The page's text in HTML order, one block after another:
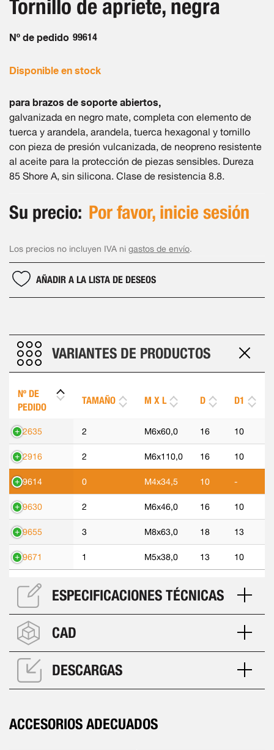
imágenes
de
Tornillo de apriete, negra
Nº de pedido 99614
Disponible en stock
para brazos de soporte abiertos,
galvanizada en negro mate, completa con elemento de
tuerca y arandela, arandela, tuerca hexagonal y tornillo
con pieza de presión vulcanizada, de neopreno resistente
al aceite para la protección de piezas sensibles. Dureza
85 Shore A, sin silicona. Clase de resistencia 8.8.
Su precio: Por favor, inicie sesión
Los precios no incluyen IVA ni gastos de envío.
AÑADIR A LA LISTA DE DESEOS
VARIANTES DE PRODUCTOS
Nº DE
PEDIDO
TAMAÑO M X L D D1
92635 2 M6x60,0 16 10
92916 2 M6x110,0 16 10
99614 0 M4x34,5 10 -
99630 2 M6x46,0 16 10
99655 3 M8x63,0 18 13
99671 1 M5x38,0 13 10
ESPECIFICACIONES TÉCNICAS
CAD
DESCARGAS
ACCESORIOS ADECUADOS